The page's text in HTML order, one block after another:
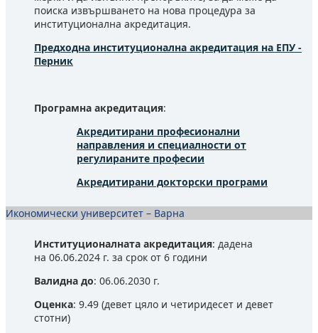
поиска извършването на нова процедура за
институционална акредитация.
Предходна институционална акредитация на ЕПУ -
Перник
Програмна акредитация:
Акредитирани професионални
направления и специалности от
регулираните професии
Акредитирани докторски програми
Икономически университет – Варна
Институционалната акредитация: дадена
на 06.06.2024 г. за срок от 6 години
Валидна до: 06.06.2030 г.
Оценка: 9.49 (девет цяло и четиридесет и девет
стотни)